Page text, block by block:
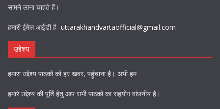
सामने लाना चाहते हैं।
हमारी ईमेल आईडी है- uttarakhandvartaofficial@gmail.com
उद्देश्य
हमारा उद्देश्य पाठकों को हर खबर, पहुंचाना है। अभी हम
हमारे उद्देश्य की पूर्ति हेतु आप सभी पाठकों का सहयोग वांछनीय है।